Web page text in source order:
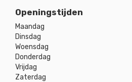
Openingstijden
Maandag
Dinsdag
Woensdag
Donderdag
Vrijdag
Zaterdag